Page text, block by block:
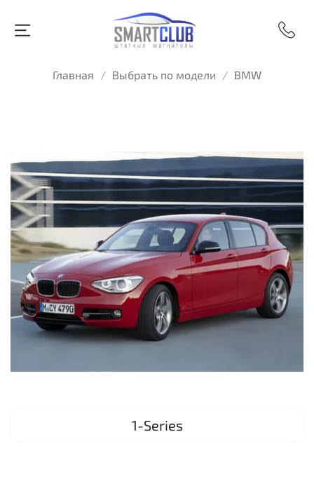
Главная Выбрать по модели BMW
1-Series